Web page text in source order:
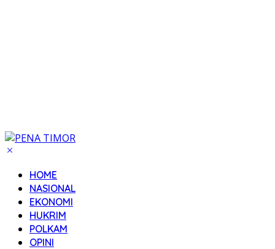
HOME
NASIONAL
EKONOMI
HUKRIM
POLKAM
OPINI